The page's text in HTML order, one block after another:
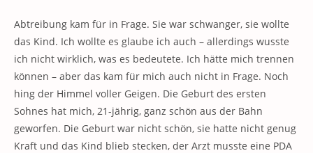
Abtreibung kam für in Frage. Sie war schwanger, sie wollte
das Kind. Ich wollte es glaube ich auch – allerdings wusste
ich nicht wirklich, was es bedeutete. Ich hätte mich trennen
können – aber das kam für mich auch nicht in Frage. Noch
hing der Himmel voller Geigen. Die Geburt des ersten
Sohnes hat mich, 21-jährig, ganz schön aus der Bahn
geworfen. Die Geburt war nicht schön, sie hatte nicht genug
Kraft und das Kind blieb stecken, der Arzt musste eine PDA